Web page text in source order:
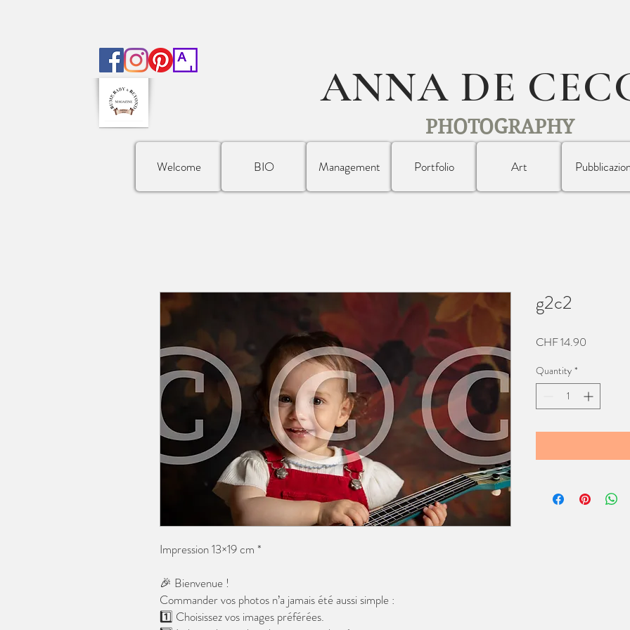
ANNA DE
PHOTOGRAPHY
Welcome BIO Management Portfolio Art
Impression 13×19 cm *
🎉 Bienvenue !
Commander vos photos n’a jamais été aussi simple :
1️⃣ Choisissez vos images préférées.
g2c2
CHF 14.90
Quantity *